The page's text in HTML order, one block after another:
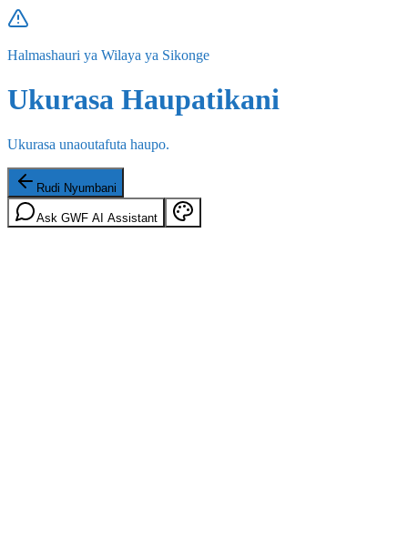
Halmashauri ya Wilaya ya Sikonge
Ukurasa Haupatikani
Ukurasa unaoutafuta haupo.
Rudi Nyumbani
Ask GWF AI Assistant